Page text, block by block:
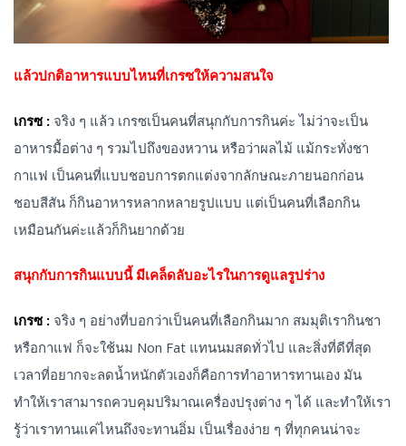
แล้วปกติอาหารแบบไหนที่เกรซให้ความสนใจ
เกรซ : จริง ๆ แล้ว เกรซเป็นคนที่สนุกกับการกินค่ะ ไม่ว่าจะเป็น
อาหารมื้อต่าง ๆ รวมไปถึงของหวาน หรือว่าผลไม้ แม้กระทั่งชา
กาแฟ เป็นคนที่แบบชอบการตกแต่งจากลักษณะภายนอกก่อน
ชอบสีสัน ก็กินอาหารหลากหลายรูปแบบ แต่เป็นคนที่เลือกกิน
เหมือนกันค่ะแล้วก็กินยากด้วย
สนุกกับการกินแบบนี้ มีเคล็ดลับอะไรในการดูแลรูปร่าง
เกรซ : จริง ๆ อย่างที่บอกว่าเป็นคนที่เลือกกินมาก สมมุติเรากินชา
หรือกาแฟ ก็จะใช้นม Non Fat แทนนมสดทั่วไป และสิ่งที่ดีที่สุด
เวลาที่อยากจะลดน้ำหนักตัวเองก็คือการทำอาหารทานเอง มัน
ทำให้เราสามารถควบคุมปริมาณเครื่องปรุงต่าง ๆ ได้ และทำให้เรา
รู้ว่าเราทานแค่ไหนถึงจะทานอิ่ม เป็นเรื่องง่าย ๆ ที่ทุกคนน่าจะ